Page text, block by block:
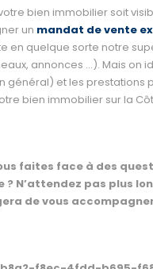
bien immobilier soit
un mandat de vente
en quelque sorte notre
annonces …). Mais on
général) et les prestations
bien immobilier sur la
faites face à des
? N’attendez pas plus
de vous